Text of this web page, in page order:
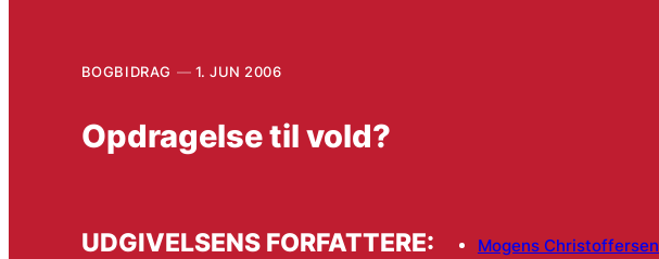
BOGBIDRAG 1. JUN 2006
Opdragelse til vold?
UDGIVELSENS FORFATTERE: Mogens Christoffersen